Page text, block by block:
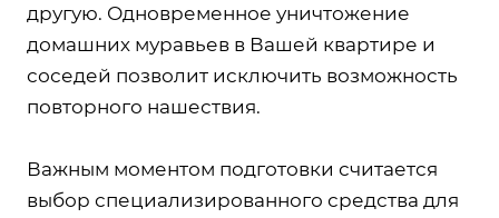
другую. Одновременное уничтожение
домашних муравьев в Вашей квартире и
соседей позволит исключить возможность
повторного нашествия.
Важным моментом подготовки считается
выбор специализированного средства для